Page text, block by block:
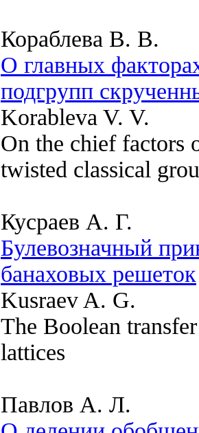
Кораблева В. В.
О главных
подгрупп
Korableva V. V.
On the chief factors
twisted classical
Кусраев А. Г.
Булевозначный
банаховых решеток
Kusraev A. G.
The Boolean
lattices
Павлов А. Л.